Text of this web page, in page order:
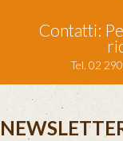
Contatti:
Tel. 02